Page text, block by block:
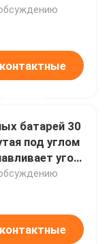
контактные
батарей 30
под углом
угол
контактные